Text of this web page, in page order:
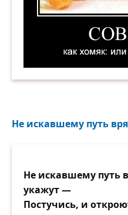
Не искавшему путь
Не искавшему путь
укажут —
Постучись, и